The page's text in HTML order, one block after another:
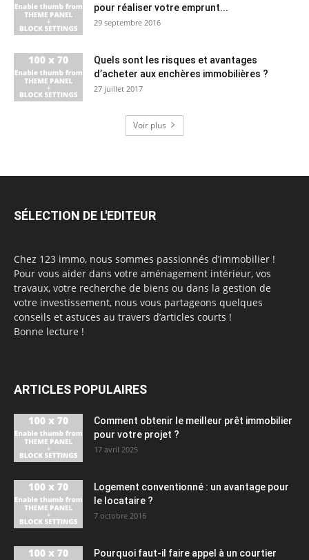
pour réaliser votre emprunt...
29 septembre 2016
Quels sont les risques et avantages
d’acheter aux enchères immobilières ?
27 juillet 2017
Voir plus
SÉLECTION DE L'EDITEUR
Chez 123 immo, nous sommes passionnés d’immobilier !
Pour vous aider dans votre aménagement intérieur, vos
travaux, votre recherche de biens ou dans la gestion de
votre investissement, nous vous partageons quelques
conseils et astuces au travers d’articles courts !
Bonne lecture !
ARTICLES POPULAIRES
Comment obtenir le meilleur prêt immobilier
pour votre projet ?
17 avril 2025
Logement conventionné : un avantage pour
le locataire ?
7 octobre 2016
Pourquoi faut-il faire appel à un courtier